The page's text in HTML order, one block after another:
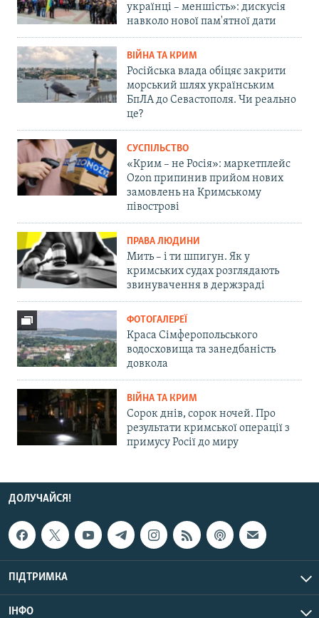
українці – меншість»: дискусія
навколо нової пам'ятної дати
ВІЙНА ТА КРИМ
Російська влада обіцяє закрити
морський шлях українським
БпЛА до Севастополя. Чи реально
це?
СУСПІЛЬСТВО
«Крим – не Росія»: маркетплейс
Ozon припинив прийом нових
замовлень на Кримському
півострові
ПРАВА ЛЮДИНИ
Мить – і ти шпигун. Як у
кримських судах розглядають
звинувачення в держзраді
ФОТОГАЛЕРЕЇ
Краса Сімферопольського
водосховища та занедбаність
довкола
ВІЙНА ТА КРИМ
Сорок днів, сорок ночей. Про
результати кримської операції з
примусу Росії до миру
ДОЛУЧАЙСЯ!
ПІДТРИМКА
ІНФО